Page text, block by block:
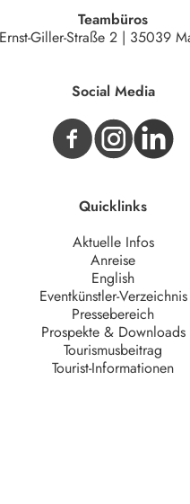
Teambüros
Ernst-Giller-Straße 2 | 35039
Social Media
Quicklinks
Aktuelle Infos
Anreise
English
Eventkünstler-Verzeichnis
Pressebereich
Prospekte & Downloads
Tourismusbeitrag
Tourist-Informationen